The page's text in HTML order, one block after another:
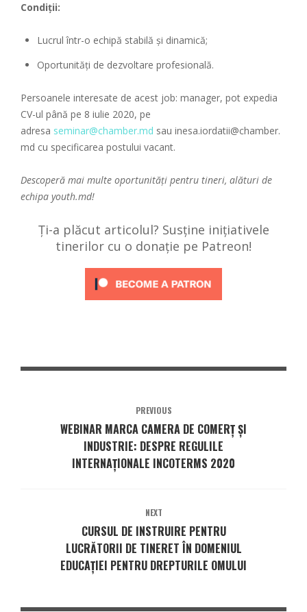
Condiţii:
Lucrul într-o echipă stabilă şi dinamică;
Oportunităţi de dezvoltare profesională.
Persoanele interesate de acest job: manager, pot expedia
CV-ul până pe 8 iulie 2020, pe
adresa seminar@chamber.md sau inesa.iordatii@chamber.
md cu specificarea postului vacant.
Descoperă mai multe oportunități pentru tineri, alături de
echipa youth.md!
Ți-a plăcut articolul? Susține inițiativele
tinerilor cu o donație pe Patreon!
PREVIOUS
WEBINAR MARCA CAMERA DE COMERȚ ȘI
INDUSTRIE: DESPRE REGULILE
INTERNAȚIONALE INCOTERMS 2020
NEXT
CURSUL DE INSTRUIRE PENTRU
LUCRĂTORII DE TINERET ÎN DOMENIUL
EDUCAŢIEI PENTRU DREPTURILE OMULUI